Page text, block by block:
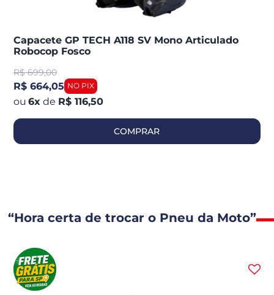
Capacete GP TECH A118 SV Mono Articulado
Robocop Fosco
R$ 699,00
R$ 664,05
6x de R$ 116,50
COMPRAR
“Hora certa de trocar o Pneu da Moto”